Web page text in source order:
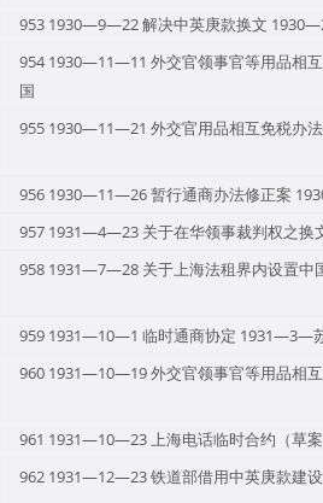
953 1930—9—22 解决中英庚款换文
954 1930—11—11 外交官领事官等用品相
国
955 1930—11—21 外交官用品相互免税办
956 1930—11—26 暂行通商办法修正案
957 1931—4—23 关于在华领事裁判权之
958 1931—7—28 关于上海法租界内设置
959 1931—10—1 临时通商协定 1931—3—
960 1931—10—19 外交官领事官等用品相
961 1931—10—23 上海电话临时合约（草
962 1931—12—23 铁道部借用中英庚款建